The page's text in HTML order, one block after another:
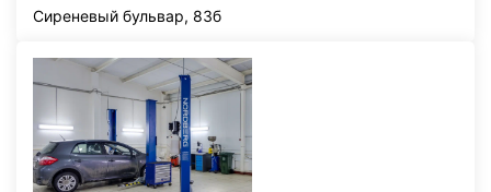
Сиреневый бульвар, 83б